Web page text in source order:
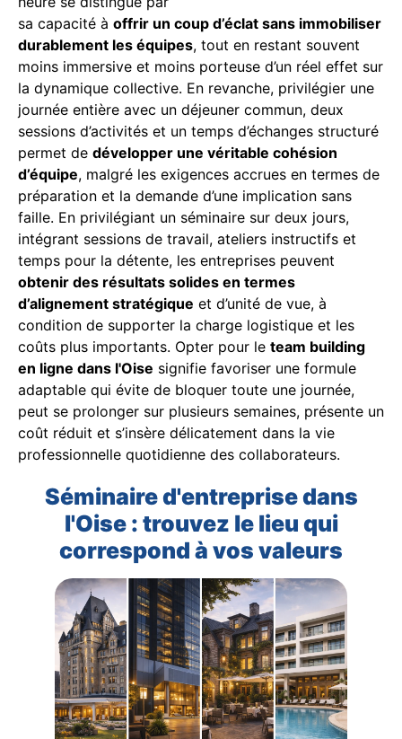
sa capacité à offrir un coup d’éclat sans immobiliser
durablement les équipes, tout en restant souvent
moins immersive et moins porteuse d’un réel effet sur
la dynamique collective. En revanche, privilégier une
journée entière avec un déjeuner commun, deux
sessions d’activités et un temps d’échanges structuré
permet de développer une véritable cohésion
d’équipe, malgré les exigences accrues en termes de
préparation et la demande d’une implication sans
faille. En privilégiant un séminaire sur deux jours,
intégrant sessions de travail, ateliers instructifs et
temps pour la détente, les entreprises peuvent
obtenir des résultats solides en termes
d’alignement stratégique et d’unité de vue, à
condition de supporter la charge logistique et les
coûts plus importants. Opter pour le team building
en ligne dans l'Oise signifie favoriser une formule
adaptable qui évite de bloquer toute une journée,
peut se prolonger sur plusieurs semaines, présente un
coût réduit et s’insère délicatement dans la vie
professionnelle quotidienne des collaborateurs.
Séminaire d'entreprise dans
l'Oise : trouvez le lieu qui
correspond à vos valeurs